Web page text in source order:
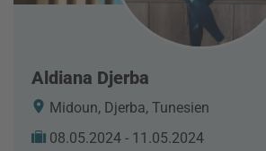
Aldiana Djerba
Midoun, Djerba, Tunesien
08.05.2024 - 11.05.2024